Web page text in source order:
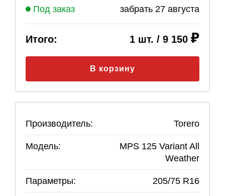
Под заказ забрать 27 августа
Итого: 1 шт. / 9 150
В корзину
Производитель: Torero
Модель:
MPS 125 Variant All
Weather
Параметры: 205/75 R16